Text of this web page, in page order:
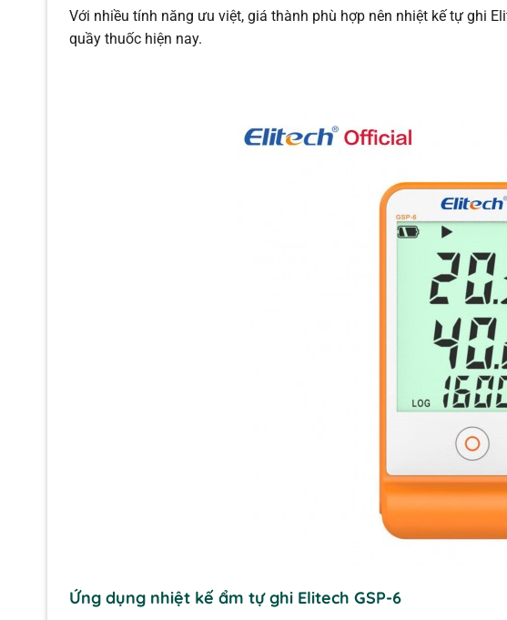
Với nhiều tính năng ưu việt, giá thành phù hợp nên nhiệt kế tự ghi
quầy thuốc hiện nay.
Ứng dụng nhiệt kế ẩm tự ghi Elitech GSP-6